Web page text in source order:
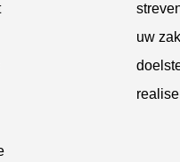
uw